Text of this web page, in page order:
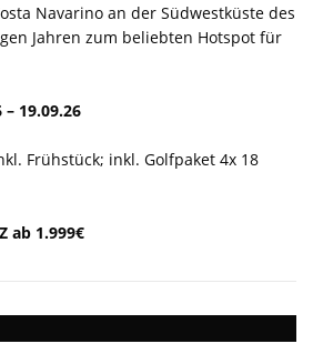
Navarino an der Südwestküste des
Jahren zum beliebten Hotspot für
19.09.26
Frühstück; inkl. Golfpaket 4x 18
ab 1.999€